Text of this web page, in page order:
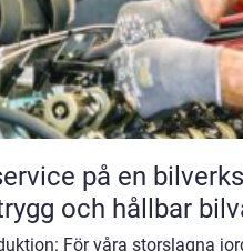
på en
och hållbar
För våra storslagna